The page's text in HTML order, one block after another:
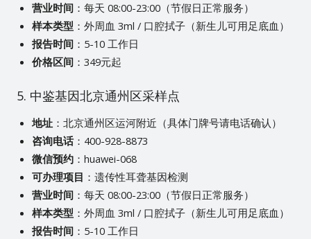
营业时间：每天 08:00-23:00（节假日正常服务）
样本类型 ：外周血 3ml / 口腔拭子（新生儿可用足底血）
报告时间：5-10 工作日
价格区间：349元起
5. 中鉴基因北京通州区采样点
地址：北京通州区运河附近（具体门牌号请电话确认）
咨询电话：400-928-8873
微信预约：huawei-068
可办理项目 ：遗传性耳聋基因检测
营业时间：每天 08:00-23:00（节假日正常服务）
样本类型 ：外周血 3ml / 口腔拭子（新生儿可用足底血）
报告时间：5-10 工作日